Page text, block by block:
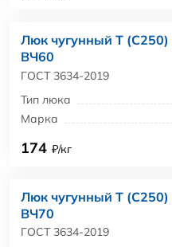
Люк чугунный Т
ВЧ60
ГОСТ 3634-2019
Тип люка
Марка
174 ₽/кг
Люк чугунный Т
ВЧ70
ГОСТ 3634-2019